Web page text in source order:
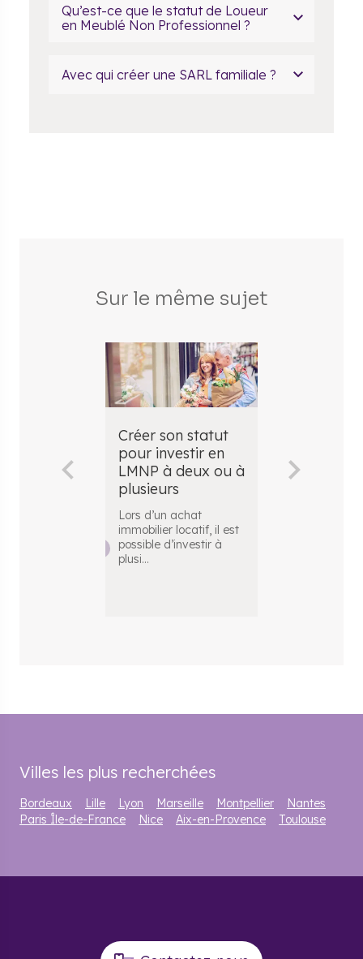
Qu’est-ce que le statut de Loueur
en Meublé Non Professionnel ?
Avec qui créer une SARL familiale ?
Sur le même sujet
Créer son statut
pour investir en
LMNP à deux ou à
plusieurs
Lors d’un achat
immobilier locatif, il est
possible d’investir à
plusi...
Pour investir
Villes les plus recherchées
Bordeaux Lille Lyon Marseille Montpellier
Nantes
Paris Île-de-France
Nice Aix-en-Provence Toulouse